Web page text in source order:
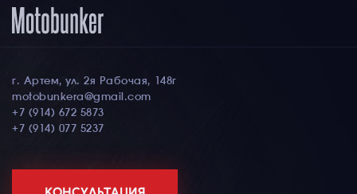
г. Артем, ул. 2я Рабочая, 148г
motobunkera@gmail.com
+7 (914) 672 5873
+7 (914) 077 5237